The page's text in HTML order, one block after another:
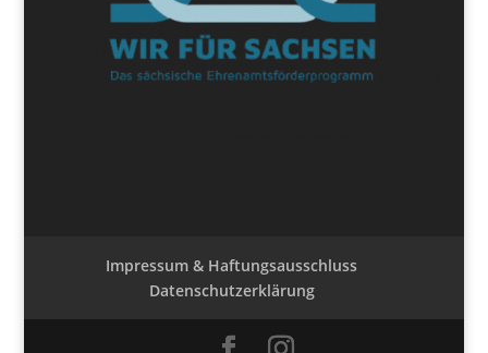
Impressum & Haftungsausschluss
Datenschutzerklärung